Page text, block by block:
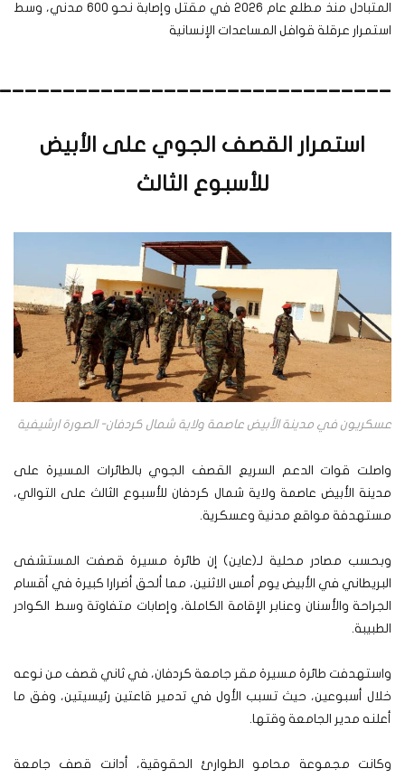
المتبادل منذ مطلع عام 2026 في مقتل وإصابة نحو 600 مدني، وسط
استمرار عرقلة قوافل المساعدات الإنسانية
استمرار القصف الجوي على الأبيض
للأسبوع الثالث
عسكريون في مدينة الأبيض عاصمة ولاية شمال كردفان- الصورة ارشيفية
واصلت قوات الدعم السريع القصف الجوي بالطائرات المسيرة على
مدينة الأبيض عاصمة ولاية شمال كردفان للأسبوع الثالث على التوالي،
مستهدفة مواقع مدنية وعسكرية.
وبحسب مصادر محلية لـ(عاين) إن طائرة مسيرة قصفت المستشفى
البريطاني في الأبيض يوم أمس الاثنين، مما ألحق أضرارا كبيرة في أقسام
الجراحة والأسنان وعنابر الإقامة الكاملة، وإصابات متفاوتة وسط الكوادر
الطبيبة.
واستهدفت طائرة مسيرة مقر جامعة كردفان، في ثاني قصف من نوعه
خلال أسبوعين، حيث تسبب الأول في تدمير قاعتين رئيسيتين، وفق ما
أعلنه مدير الجامعة وقتها.
وكانت مجموعة محامو الطوارئ الحقوقية، أدانت قصف جامعة